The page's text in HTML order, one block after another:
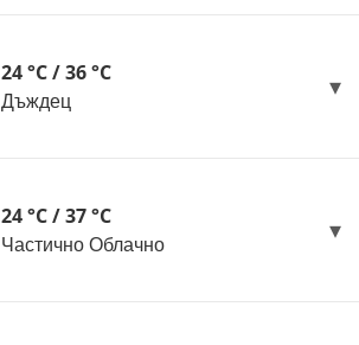
24 °C / 36 °C
Дъждец
24 °C / 37 °C
Частично Облачно